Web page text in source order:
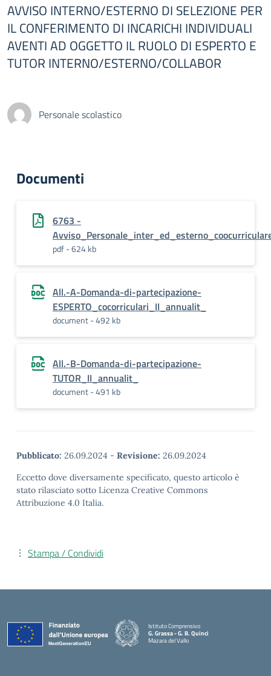
AVVISO INTERNO/ESTERNO DI SELEZIONE PER
IL CONFERIMENTO DI INCARICHI INDIVIDUALI
AVENTI AD OGGETTO IL RUOLO DI ESPERTO E
TUTOR INTERNO/ESTERNO/COLLABOR
Personale scolastico
Documenti
6763 -
pdf - 624 kb
All.-A-Domanda-di-partecipazione-
ESPERTO_cocorriculari_II_annualit_
document - 492 kb
All.-B-Domanda-di-partecipazione-
TUTOR_II_annualit_
document - 491 kb
Pubblicato: 26.09.2024 - Revisione: 26.09.2024
Eccetto dove diversamente specificato, questo articolo è
stato rilasciato sotto Licenza Creative Commons
Attribuzione 4.0 Italia.
Stampa / Condividi
Istituto Comprensivo
G. Grassa - G. B. Quinci
Mazara del Vallo